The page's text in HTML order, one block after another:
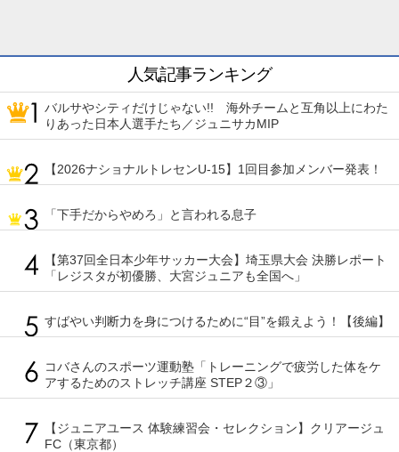
人気記事ランキング
バルサやシティだけじゃない!! 海外チームと互角以上にわた
りあった日本人選手たち／ジュニサカMIP
【2026ナショナルトレセンU-15】1回目参加メンバー発表！
「下手だからやめろ」と言われる息子
【第37回全日本少年サッカー大会】埼玉県大会 決勝レポート
「レジスタが初優勝、大宮ジュニアも全国へ」
すばやい判断力を身につけるために“目”を鍛えよう！【後編】
コバさんのスポーツ運動塾「トレーニングで疲労した体をケ
アするためのストレッチ講座 STEP２③」
【ジュニアユース 体験練習会・セレクション】クリアージュ
FC（東京都）